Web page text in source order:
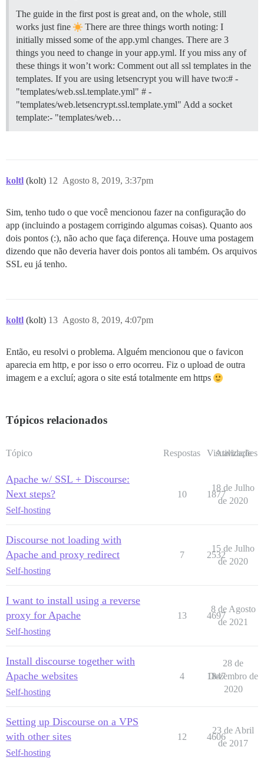
The guide in the first post is great and, on the whole, still
works just fine
There are three things worth noting: I
initially missed some of the app.yml changes. There are 3
things you need to change in your app.yml. If you miss any of
these things it won’t work: Comment out all ssl templates in the
templates. If you are using letsencrypt you will have two:# -
"templates/web.ssl.template.yml" # -
"templates/web.letsencrypt.ssl.template.yml" Add a socket
template:- "templates/web…
koltl (kolt) Agosto 8, 2019, 3:37pm
12
Sim, tenho tudo o que você mencionou fazer na configuração do
app (incluindo a postagem corrigindo algumas coisas). Quanto aos
dois pontos (:), não acho que faça diferença. Houve uma postagem
dizendo que não deveria haver dois pontos ali também. Os arquivos
SSL eu já tenho.
koltl (kolt) Agosto 8, 2019, 4:07pm
13
Então, eu resolvi o problema. Alguém mencionou que o favicon
aparecia em http, e por isso o erro ocorreu. Fiz o upload de outra
imagem e a excluí; agora o site está totalmente em https
Tópicos relacionados
Tópico Respostas Visualizações
Atividade
Apache w/ SSL + Discourse:
Next steps?
Self-hosting
10 1877
18 de Julho
de 2020
Discourse not loading with
Apache and proxy redirect
Self-hosting
7 2532
15 de Julho
de 2020
I want to install using a reverse
proxy for Apache
Self-hosting
13 4697
8 de Agosto
de 2021
Install discourse together with
Apache websites
Self-hosting
4 1847
28 de
Dezembro de
2020
Setting up Discourse on a VPS
with other sites
Self-hosting
12 4606
23 de Abril
de 2017